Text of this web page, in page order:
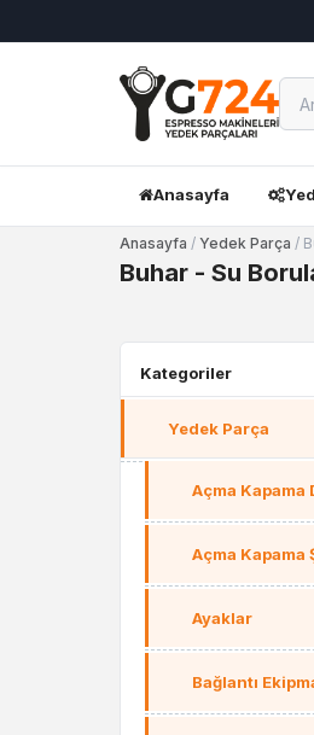
Anasayfa
Anasayfa / Yedek Parça /
Buhar - Su
Kategoriler
Yedek Parça
Açma Kapama
Açma Kapama
Ayaklar
Bağlantı